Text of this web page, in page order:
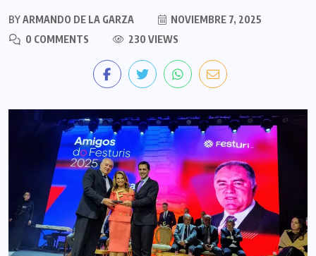
BYARMANDO DE LA GARZA
NOVIEMBRE 7, 2025
0 COMMENTS
230 VIEWS